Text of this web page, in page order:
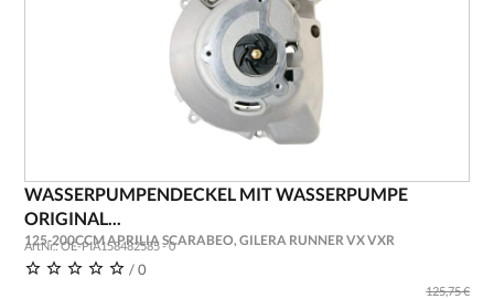
WASSERPUMPENDECKEL MIT WASSERPUMPE
ORIGINAL...
125-200CCM APRILIA SCARABEO, GILERA RUNNER VX VXR
ArtNr.: OE-PIA158482585 - 0
/ 0
125,75 €